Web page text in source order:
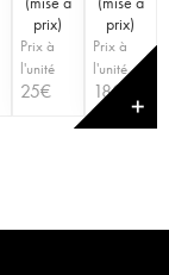
prix)
Prix à
l'unité
25€
prix)
Prix à
l'unité
18€
✕